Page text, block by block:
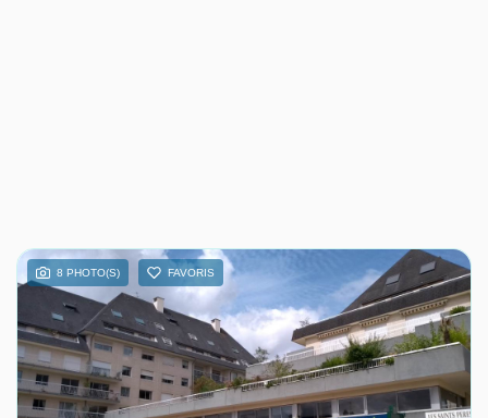
8 PHOTO(S) FAVORIS